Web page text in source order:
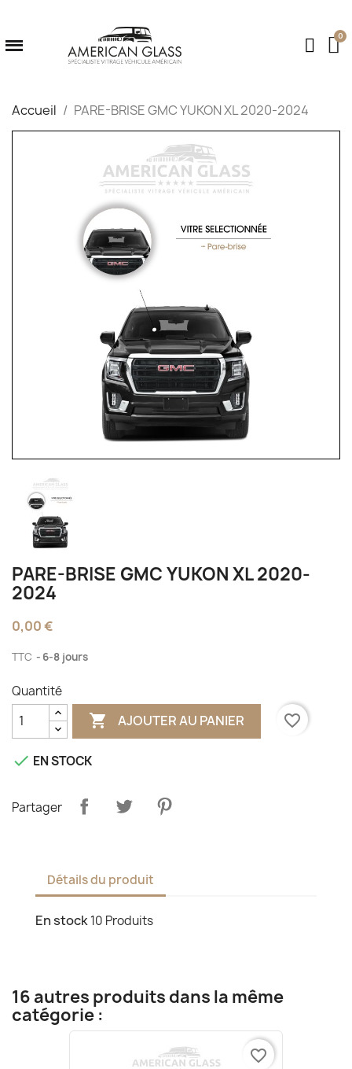
Accueil PARE-BRISE GMC YUKON XL 2020-2024
PARE-BRISE GMC YUKON XL 2020-
2024
0,00 €
TTC 6-8 jours
Quantité
 AJOUTER AU PANIER favorite_border
 EN STOCK
Partager
Détails du produit
En stock10 Produits
16 autres produits dans la même
catégorie :
favorite_border